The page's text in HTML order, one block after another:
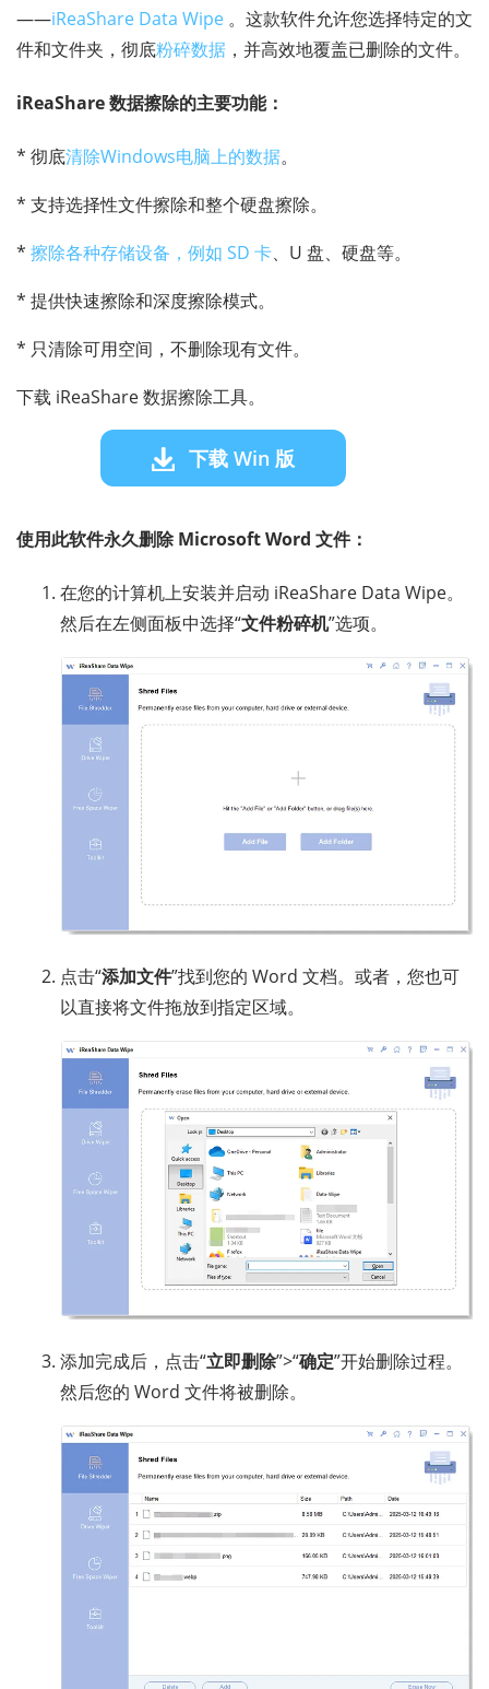
——iReaShare Data Wipe 。这款软件允许您选择特定的文
件和文件夹，彻底粉碎数据 ，并高效地覆盖已删除的文件。
iReaShare 数据擦除的主要功能：
* 彻底清除Windows电脑上的数据。
* 支持选择性文件擦除和整个硬盘擦除。
* 擦除各种存储设备，例如 SD 卡、U 盘、硬盘等。
* 提供快速擦除和深度擦除模式。
* 只清除可用空间，不删除现有文件。
下载 iReaShare 数据擦除工具。
下载 Win 版
使用此软件永久删除 Microsoft Word 文件：
在您的计算机上安装并启动 iReaShare Data Wipe。
然后在左侧面板中选择“文件粉碎机”选项。
点击“添加文件”找到您的 Word 文档。或者，您也可
以直接将文件拖放到指定区域。
添加完成后，点击“立即删除”>“确定”开始删除过程。
然后您的 Word 文件将被删除。